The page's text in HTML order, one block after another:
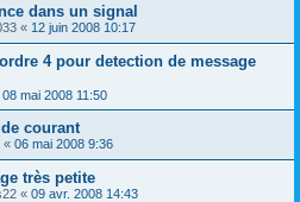
dans un signal
« 12 juin 2008 10:17
4 pour detection de message
08 mai 2008 11:50
courant
« 06 mai 2008 9:36
très petite
« 09 avr. 2008 14:43